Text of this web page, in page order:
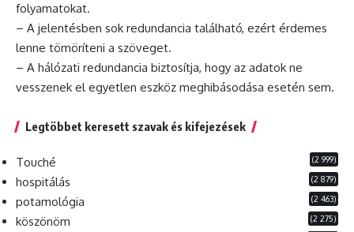
folyamatokat.
– A jelentésben sok redundancia található, ezért érdemes
lenne tömöríteni a szöveget.
– A hálózati redundancia biztosítja, hogy az adatok ne
vesszenek el egyetlen eszköz meghibásodása esetén sem.
Legtöbbet keresett szavak és kifejezések
Touché (2 999)
hospitálás (2 879)
potamológia (2 463)
köszönöm (2 275)